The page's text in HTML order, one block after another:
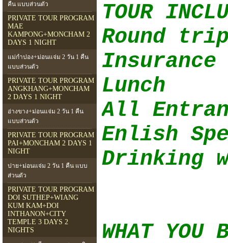
คืน แบบส่วนตัว
PRIVATE TOUR PROGRAM
MAE
KAMPONG+MONCHAM 2
DAYS 1 NIGHT
แม่กำปอง+ม่อนแจ่ม 2 วัน 1 คืน
แบบส่วนตัว
PRIVATE TOUR PROGRAM
ANGKHANG+MONCHAM
2 DAYS 1 NIGHT
อ่างขาง+ม่อนแจ่ม 2 วัน 1 คืน
แบบส่วนตัว
PRIVATE TOUR PROGRAM
PAI+MONCHAM 2 DAYS 1
NIGHT
ปาย+ม่อนแจ่ม 2 วัน 1 คืน แบบ
ส่วนตัว
PRIVATE TOUR PROGRAM
DOI SUTHEP+WIANG
KUM KAM+DOI
INTHANON+CITY
TEMPLE 3 DAYS 2
NIGHTS
TOUR
Round
Insurance
Lunch
All
Enlish
Drinking
WHAT YOU